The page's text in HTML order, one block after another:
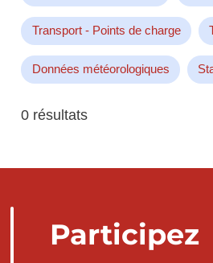
Transport - Points de charge
Données météorologiques
0 résultats
Participez